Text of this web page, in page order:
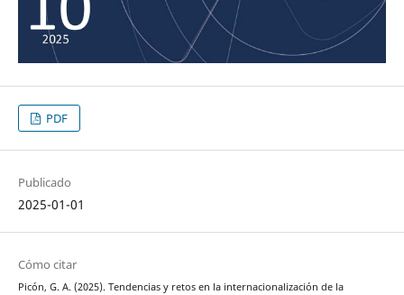
PDF
Publicado
2025-01-01
Cómo citar
Picón, G. A. (2025). Tendencias y retos en la internacionalización de la